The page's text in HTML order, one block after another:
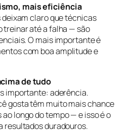
mais eficiência
claro que técnicas
treinar até a falha — são
O mais importante é
com boa amplitude e
de tudo
importante: aderência.
gosta têm muito mais chance
longo do tempo — e isso é o
resultados duradouros.